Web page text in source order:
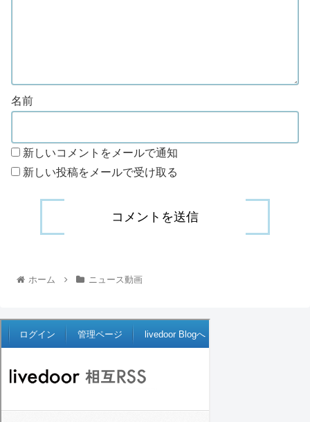
名前
新しいコメントをメールで通知
新しい投稿をメールで受け取る
ホーム ニュース動画